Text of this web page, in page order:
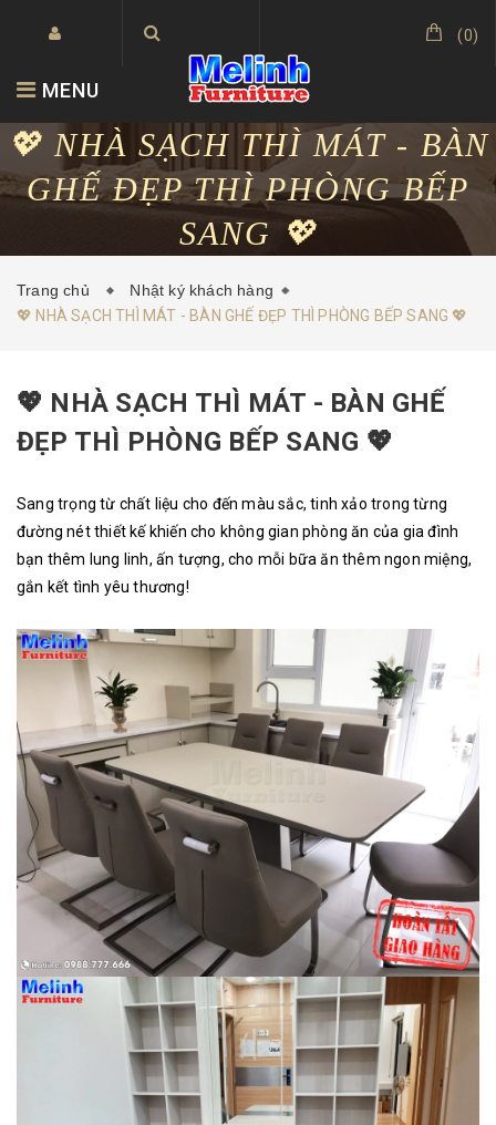
(0)
MENU
💖 NHÀ SẠCH THÌ MÁT - BÀN
GHẾ ĐẸP THÌ PHÒNG BẾP
SANG 💖
Trang chủ
Nhật ký khách hàng
💖 NHÀ SẠCH THÌ MÁT - BÀN GHẾ ĐẸP THÌ PHÒNG BẾP SANG 💖
💖 NHÀ SẠCH THÌ MÁT - BÀN GHẾ
ĐẸP THÌ PHÒNG BẾP SANG 💖
Sang trọng từ chất liệu cho đến màu sắc, tinh xảo trong từng
đường nét thiết kế khiến cho không gian phòng ăn của gia đình
bạn thêm lung linh, ấn tượng, cho mỗi bữa ăn thêm ngon miệng,
gắn kết tình yêu thương!